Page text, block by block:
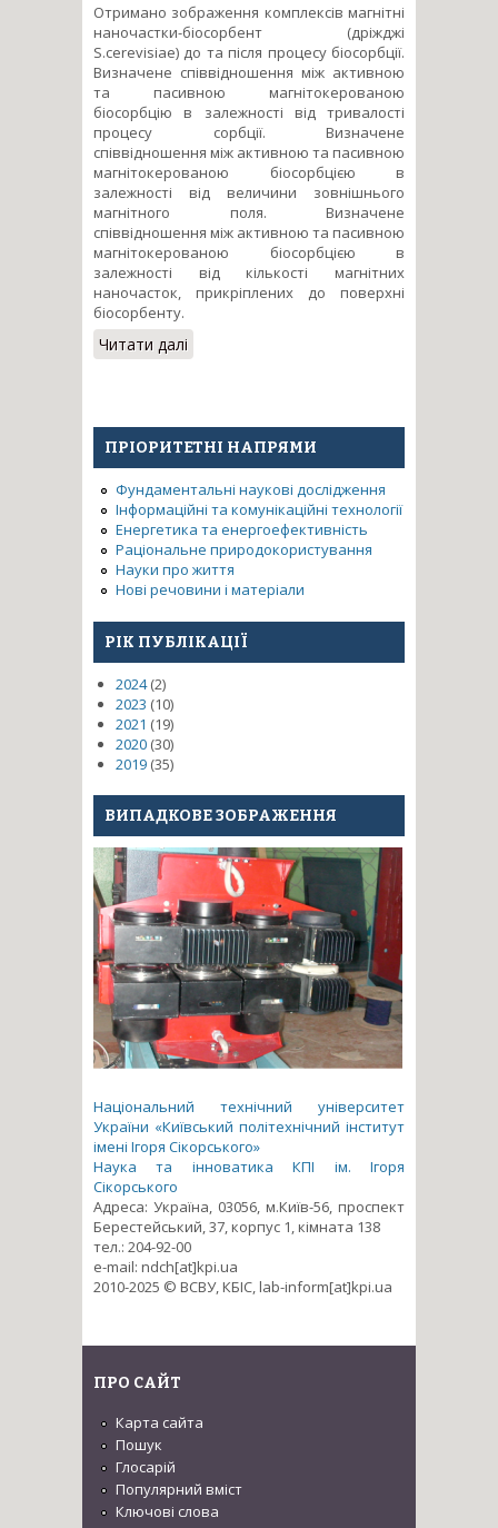
Отримано зображення комплексів магнітні
наночастки-біосорбент (дріжджі
S.cerevisiae) до та після процесу біосорбції.
Визначене співвідношення між активною
та пасивною магнітокерованою
біосорбцію в залежності від тривалості
процесу сорбції. Визначене
співвідношення між активною та пасивною
магнітокерованою біосорбцією в
залежності від величини зовнішнього
магнітного поля. Визначене
співвідношення між активною та пасивною
магнітокерованою біосорбцією в
залежності від кількості магнітних
наночасток, прикріплених до поверхні
біосорбенту.
Читати далі
металів із стічних вод за
ПРІОРИТЕТНІ НАПРЯМИ
Фундаментальні наукові дослідження
Інформаційні та комунікаційні технології
Енергетика та енергоефективність
Раціональне природокористування
Науки про життя
Нові речовини і матеріали
РІК ПУБЛІКАЦІЇ
2024(2)
2023 (10)
2021 (19)
2020 (30)
2019 (35)
ВИПАДКОВЕ ЗОБРАЖЕННЯ
Національний технічний університет
України «Київський політехнічний інститут
імені Ігоря Сікорського»
Наука та інноватика КПІ ім. Ігоря
Сікорського
Адреса: Україна, 03056, м.Київ-56, проспект
Берестейський, 37, корпус 1, кімната 138
тел.: 204-92-00
e-mail: ndch[at]kpi.ua
2010-2025 © ВСВУ, КБІС, lab-inform[at]kpi.ua
ПРО САЙТ
Карта сайта
Пошук
Глосарій
Популярний вміст
Ключові слова